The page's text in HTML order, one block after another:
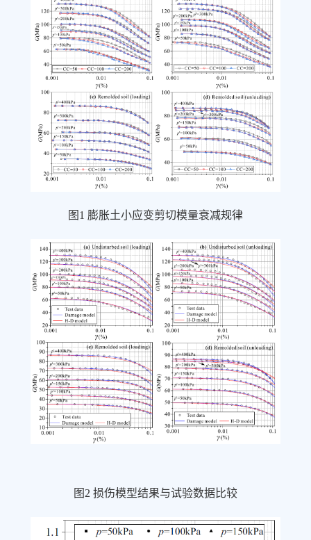
图 1 膨胀土小应变剪切模量衰减规律
图 2 损伤模型结果与试验数据比较